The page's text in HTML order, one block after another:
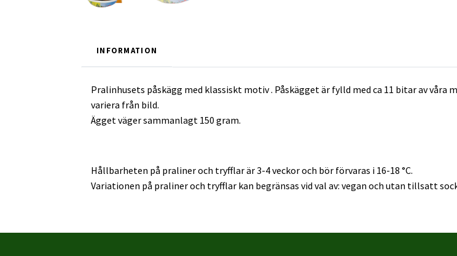
INFORMATION
Pralinhusets påskägg med klassiskt motiv . Påskägget är fylld med ca 11 bitar av
variera från bild.
Ägget väger sammanlagt 150 gram.
Hållbarheten på praliner och tryfflar är 3-4 veckor och bör förvaras i 16-18 °C.
Variationen på praliner och tryfflar kan begränsas vid val av: vegan och utan tillsatt